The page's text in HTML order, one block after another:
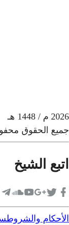
2026 م / 1448 هـ
جميع الحقوق
اتبع الشيخ
الأحكام والشروط